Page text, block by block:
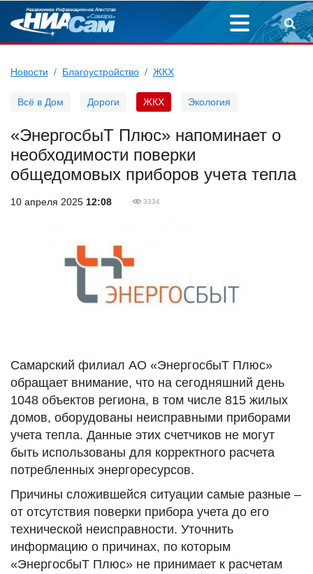
Новости Благоустройство ЖКХ
Всё в Дом Дороги ЖКХ Экология
«ЭнергосбыТ Плюс» напоминает о
необходимости поверки
общедомовых приборов учета тепла
10 апреля 2025 12:08 3334
Самарский филиал АО «ЭнергосбыТ Плюс»
обращает внимание, что на сегодняшний день
1048 объектов региона, в том числе 815 жилых
домов, оборудованы неисправными приборами
учета тепла. Данные этих счетчиков не могут
быть использованы для корректного расчета
потребленных энергоресурсов.
Причины сложившейся ситуации самые разные –
от отсутствия поверки прибора учета до его
технической неисправности. Уточнить
информацию о причинах, по которым
«ЭнергосбыТ Плюс» не принимает к расчетам